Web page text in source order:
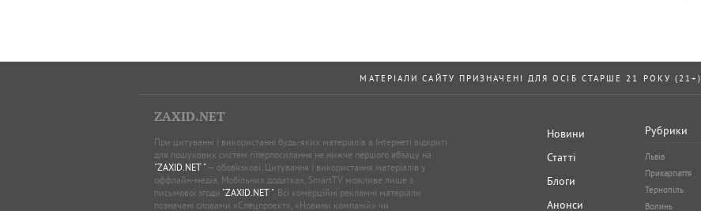
МАТЕРІАЛИ САЙТУ ПРИЗНАЧЕНІ ДЛЯ ОСІБ СТАРШЕ 21 РОКУ (21+)
ZAXID.NET
При цитуванні і використанні будь-яких матеріалів в Інтернеті відкриті
для пошукових систем гіперпосилання не нижче першого абзацу на
"ZAXID.NET "— обов’язкові. Цитування і використання матеріалів у
оффлайн-медіа, Мобільних додатках, SmartTV можливе лише з
письмової згоди "ZAXID.NET ". Всі комерційні рекламні матеріали
позначені словами «Спецпроєкт», «Новини компаній» чи
Новини
Статті
Блоги
Анонси
Рубрики
Львів
Прикарпаття
Тернопіль
Волинь